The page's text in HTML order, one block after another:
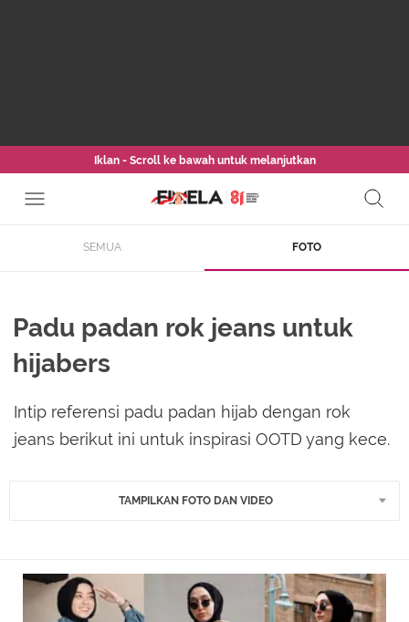
Iklan - Scroll ke bawah untuk melanjutkan
SEMUA FOTO
Padu padan rok jeans untuk
hijabers
Intip referensi padu padan hijab dengan rok
jeans berikut ini untuk inspirasi OOTD yang kece.
TAMPILKAN FOTO DAN VIDEO